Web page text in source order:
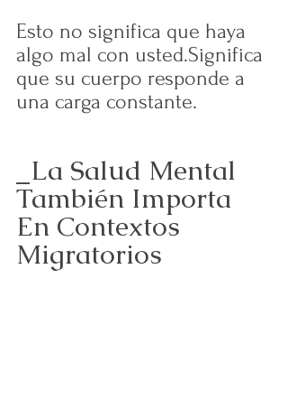
Esto no significa que haya
algo mal con usted.Significa
que su cuerpo responde a
una carga constante.
_La Salud Mental
También Importa
En Contextos
Migratorios